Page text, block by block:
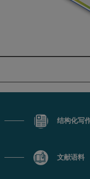
结构化写
文献语料